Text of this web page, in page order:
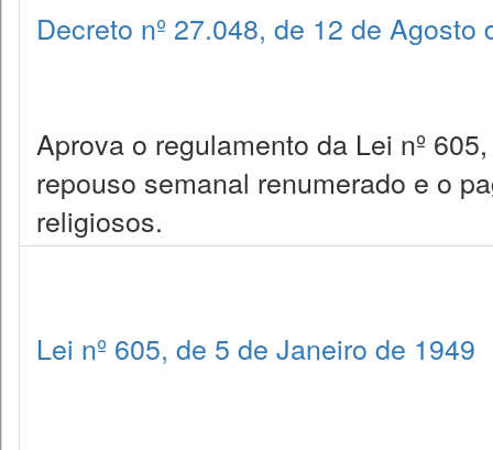
Decreto nº 27.048, de 12 de Agosto
Aprova o regulamento da Lei nº
repouso semanal renumerado e o
religiosos.
Lei nº 605, de 5 de Janeiro de 1949